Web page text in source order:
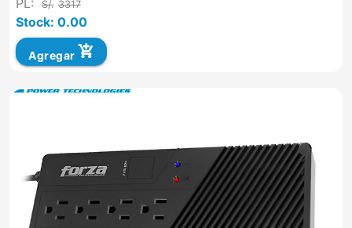
PL: S/. 3317
Stock: 0.00
Agregar add_shopping_cart